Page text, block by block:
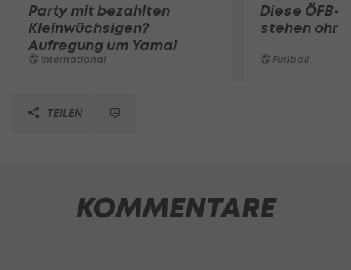
Party mit bezahlten
Kleinwüchsigen?
Aufregung um Yamal
International
Diese ÖFB-
stehen
Fußball
TEILEN
KOMMENTARE